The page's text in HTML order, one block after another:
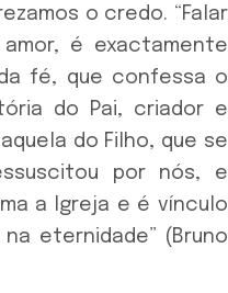
o credo. “Falar
é exactamente
fé, que confessa o
do Pai, criador e
do Filho, que se
por nós, e
a Igreja e é vínculo
eternidade” (Bruno